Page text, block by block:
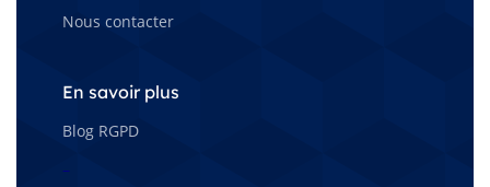
Nous contacter
En savoir plus
Blog RGPD
–